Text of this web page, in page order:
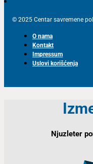
© 2025 Centar savremene
O nama
Kontakt
Impressum
Uslovi korišćenja
Njuzleter